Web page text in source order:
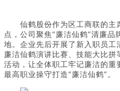
仙鹤股份作为区工商联的
点，公司聚焦“廉洁仙鹤”清廉品
地。企业先后开展了新入职员工
廉洁仙鹤演讲比赛、技能大比
活动，让全体职工牢记廉洁的重
最高职业操守打造“廉洁仙鹤”。